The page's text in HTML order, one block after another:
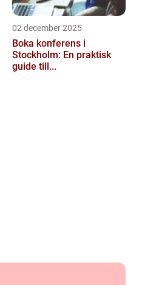
02 december 2025
Boka konferens i
Stockholm: En praktisk
guide till...